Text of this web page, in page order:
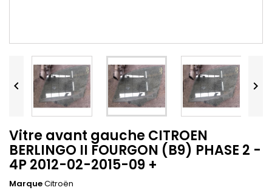
 
Vitre avant gauche CITROEN
BERLINGO II FOURGON (B9) PHASE 2 -
4P 2012-02-2015-09 +
MarqueCitroën